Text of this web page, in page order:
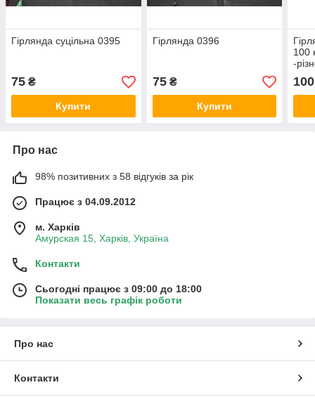
Гірлянда суцільна 0395
75 ₴
Купити
Гірлянда 0396
75₴
Купити
100
-
100
Про нас
98% позитивних з 58 відгуків за рік
Працює з 04.09.2012
м. Харків
Амурская 15, Харків, Україна
Контакти
Сьогодні працює з 09:00 до 18:00
Показати весь графік роботи
Про нас
Контакти